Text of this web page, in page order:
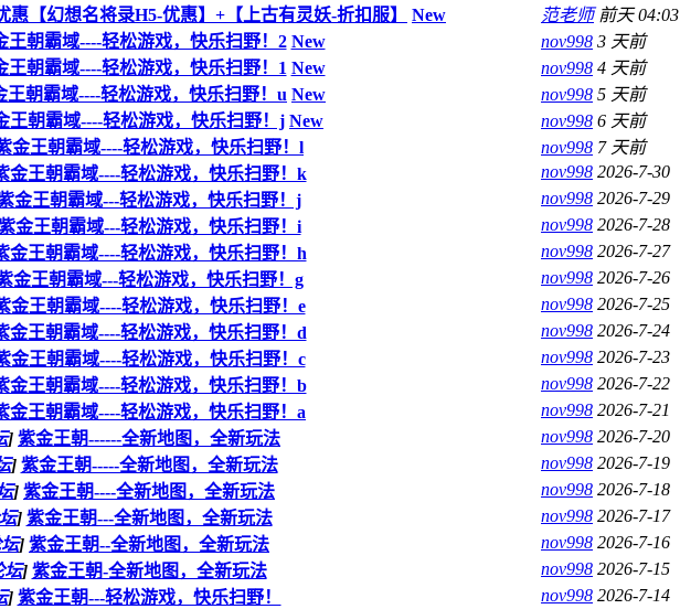
【幻想名将录H5-优惠】+【上古有灵妖-折扣服】
New 范老师 前天 04:03
王朝霸域----轻松游戏，快乐扫野！2 New nov998 3 天前
王朝霸域----轻松游戏，快乐扫野！1 New nov998 4 天前
王朝霸域----轻松游戏，快乐扫野！u New nov998 5 天前
王朝霸域----轻松游戏，快乐扫野！j New nov998 6 天前
金王朝霸域----轻松游戏，快乐扫野！l
nov998 7 天前
金王朝霸域----轻松游戏，快乐扫野！k
nov998 2026-7-30
金王朝霸域---轻松游戏，快乐扫野！j
nov998 2026-7-29
金王朝霸域---轻松游戏，快乐扫野！i
nov998 2026-7-28
金王朝霸域----轻松游戏，快乐扫野！h
nov998 2026-7-27
金王朝霸域---轻松游戏，快乐扫野！g
nov998 2026-7-26
金王朝霸域----轻松游戏，快乐扫野！e
nov998 2026-7-25
金王朝霸域----轻松游戏，快乐扫野！d
nov998 2026-7-24
金王朝霸域----轻松游戏，快乐扫野！c
nov998 2026-7-23
金王朝霸域----轻松游戏，快乐扫野！b
nov998 2026-7-22
金王朝霸域----轻松游戏，快乐扫野！a
nov998 2026-7-21
] 紫金王朝------全新地图，全新玩法 nov998 2026-7-20
] 紫金王朝-----全新地图，全新玩法 nov998 2026-7-19
] 紫金王朝----全新地图，全新玩法 nov998 2026-7-18
] 紫金王朝---全新地图，全新玩法 nov998 2026-7-17
] 紫金王朝--全新地图，全新玩法 nov998 2026-7-16
坛] 紫金王朝-全新地图，全新玩法 nov998 2026-7-15
] 紫金王朝---轻松游戏，快乐扫野！ nov998 2026-7-14